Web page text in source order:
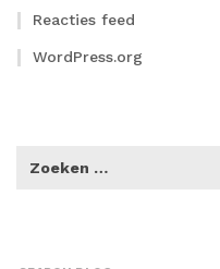
Reacties feed
WordPress.org